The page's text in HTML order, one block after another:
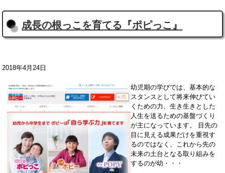
成長の根っこを育てる『ポピっこ』
2018年4月24日
幼児期の学びでは、基本的な
スタンスとして将来伸びてい
くための力、生き生きとした
人生を送るための基盤づくり
が主になっています。 目先の
目に見える成果だけを重視す
るのではなく、これから先の
未来の土台となる取り組みを
するのが幼・・・